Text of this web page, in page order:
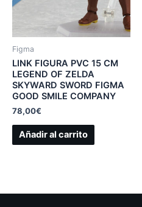
Figma
LINK FIGURA PVC 15 CM
LEGEND OF ZELDA
SKYWARD SWORD FIGMA
GOOD SMILE COMPANY
78,00€
Añadir al carrito